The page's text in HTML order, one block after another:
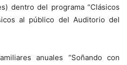
dentro del programa “Clásicos
al público del Auditorio del
anuales “Soñando con